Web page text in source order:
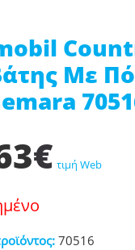
Με
€ τιμή Web
70516